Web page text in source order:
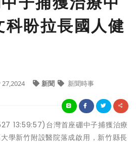
盼拉長國人健
新聞 新聞時事
13:59:57)台灣首座硼中子捕獲治療
學新竹附設醫院落成啟用，新竹縣長